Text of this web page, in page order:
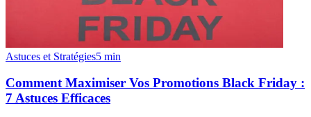
Astuces et Stratégies5 min
Comment Maximiser Vos Promotions Black Friday :
7 Astuces Efficaces